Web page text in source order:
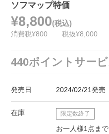
ソフマップ特価
¥8,800(税込)
消費税¥800 税抜¥8,000
440ポイントサー
発売日 2024/02/21発売
在庫 限定数終了
お一人様1点まで